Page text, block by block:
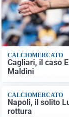
CALCIOMERCATO
Cagliari, il caso
Maldini
CALCIOMERCATO
Napoli, il solito
rottura